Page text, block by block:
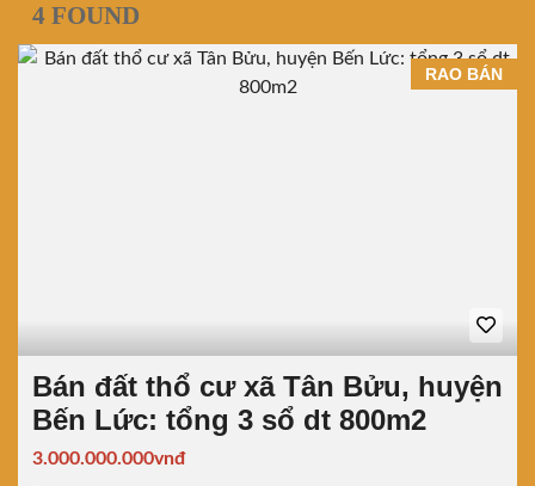
4 FOUND
RAO BÁN
Bán đất thổ cư xã Tân Bửu, huyện
Bến Lức: tổng 3 sổ dt 800m2
3.000.000.000vnđ